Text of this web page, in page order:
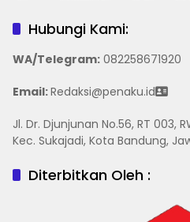
Hubungi Kami:
WA/Telegram: 082258671920
Email:Redaksi@penaku.id
Jl. Dr. Djunjunan No.56, RT 003,
Kec. Sukajadi, Kota Bandung,
Diterbitkan Oleh :